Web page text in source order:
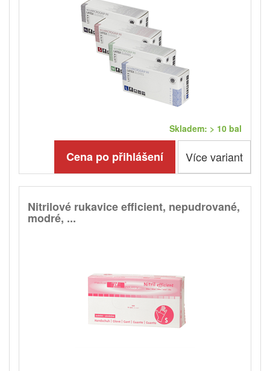
Skladem: > 10 bal
Cena po přihlášení Více variant
Nitrilové rukavice efficient, nepudrované,
modré, ...